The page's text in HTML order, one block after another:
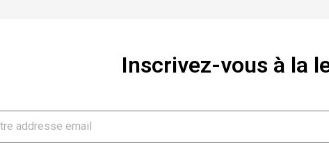
Inscrivez-vous à la